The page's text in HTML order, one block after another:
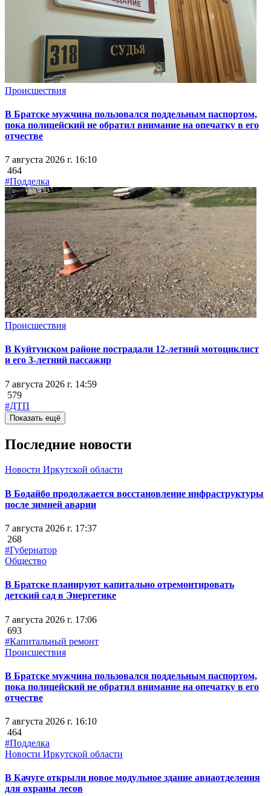
Происшествия
В Братске мужчина пользовался поддельным паспортом,
пока полицейский не обратил внимание на опечатку в его
отчестве
7 августа 2026 г. 16:10
464
#Подделка
Происшествия
В Куйтунском районе пострадали 12-летний мотоциклист
и его 3-летний пассажир
7 августа 2026 г. 14:59
579
#ДТП
Показать ещё
Последние новости
Новости Иркутской области
В Бодайбо продолжается восстановление инфраструктуры
после зимней аварии
7 августа 2026 г. 17:37
268
#Губернатор
Общество
В Братске планируют капитально отремонтировать
детский сад в Энергетике
7 августа 2026 г. 17:06
693
#Капитальный ремонт
Происшествия
В Братске мужчина пользовался поддельным паспортом,
пока полицейский не обратил внимание на опечатку в его
отчестве
7 августа 2026 г. 16:10
464
#Подделка
Новости Иркутской области
В Качуге открыли новое модульное здание авиаотделения
для охраны лесов